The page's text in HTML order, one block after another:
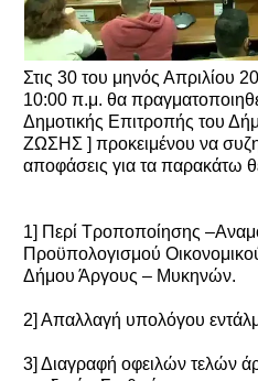
Στις 30 του μηνός Απριλίου
10:00 π.μ. θα
Δημοτικής Επιτροπής του
ΖΩΣΗΣ ] προκειμένου να
αποφάσεις για τα παρακάτω
1] Περί Τροποποίησης
Προϋπολογισμού
Δήμου Άργους – Μυκηνών.
2] Απαλλαγή υπολόγου
3] Διαγραφή οφειλών τελών